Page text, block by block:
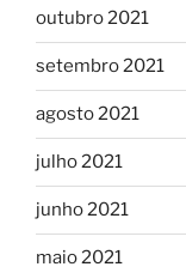
outubro 2021
setembro 2021
agosto 2021
julho 2021
junho 2021
maio 2021